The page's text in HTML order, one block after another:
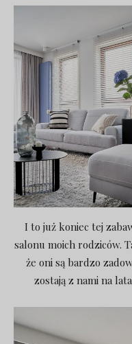
I to już koniec tej
salonu moich rodziców.
że oni są bardzo
zostają z nami na